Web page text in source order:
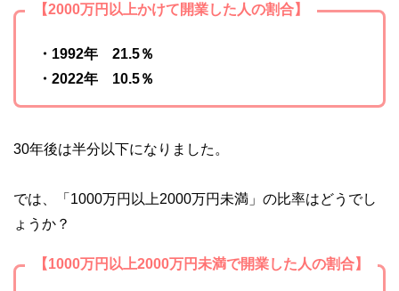
【2000万円以上かけて開業した人の割合】
・1992年 21.5％
・2022年 10.5％
30年後は半分以下になりました。
では、「1000万円以上2000万円未満」の比率はどうでし
ょうか？
【1000万円以上2000万円未満で開業した人の割合】